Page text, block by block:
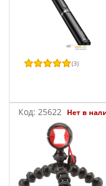
(3)
Код: 25622 Нет в